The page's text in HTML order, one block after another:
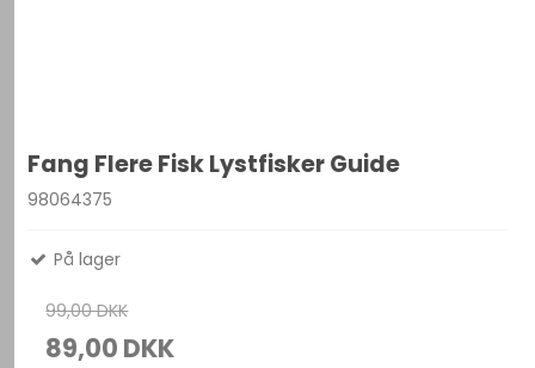
Fang Flere Fisk Lystfisker Guide
98064375
På lager
99,00 DKK
89,00 DKK